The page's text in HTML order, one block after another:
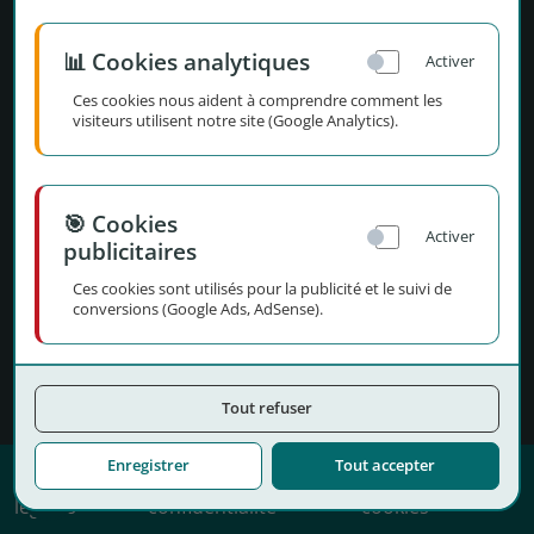
CGU
CGI
La certification qualité a été délivrée au titre de la ou des
catégories d'actions suivantes :
ACTIONS DE FORMATION
ACTIONS DE FORMATION PAR APPRENTISSAGE
Mentions
légales
Politique de
confidentialité
Gestion des
cookies
📊 Cookies analytiques
Activer
Ces cookies nous aident à comprendre comment les
visiteurs utilisent notre site (Google Analytics).
🎯 Cookies
publicitaires
Activer
Ces cookies sont utilisés pour la publicité et le suivi de
conversions (Google Ads, AdSense).
Tout refuser
Enregistrer Tout accepter
🍪